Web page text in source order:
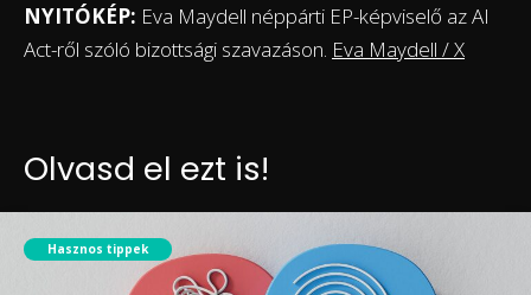
NYITÓKÉP: Eva Maydell néppárti EP-képviselő az AI
Act-ről szóló bizottsági szavazáson. Eva Maydell / X
Olvasd el ezt is!
Hasznos tippek